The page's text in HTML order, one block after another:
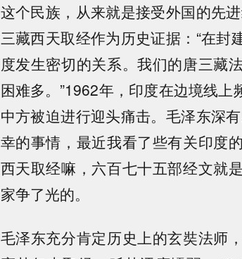
这个民族，从来就是接受外国的先
三藏西天取经作为历史证据：“在封
度发生密切的关系。我们的唐三藏
困难多。”1962年，印度在边境线上
中方被迫进行迎头痛击。毛泽东深
幸的事情，最近我看了些有关印度
西天取经嘛，六百七十五部经文就
家争了光的。
毛泽东充分肯定历史上的玄奘法师